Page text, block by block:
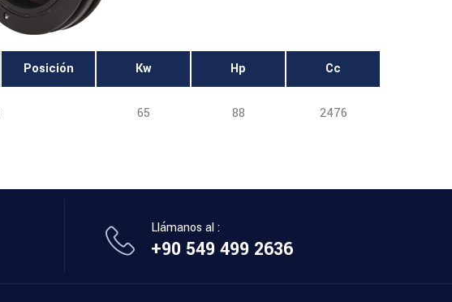
Posición Kw Hp Cc
65 88 2476
Llámanos al :
+90 549 499 2636